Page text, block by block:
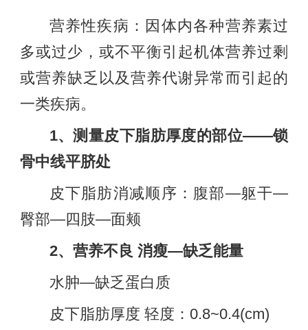
营养性疾病：因体内各种营养素过
多或过少，或不平衡引起机体营养过剩
或营养缺乏以及营养代谢异常而引起的
一类疾病。
1、测量皮下脂肪厚度的部位——锁
骨中线平脐处
皮下脂肪消减顺序：腹部—躯干—
臀部—四肢—面颊
2、营养不良 消瘦—缺乏能量
水肿—缺乏蛋白质
皮下脂肪厚度 轻度：0.8~0.4(cm)